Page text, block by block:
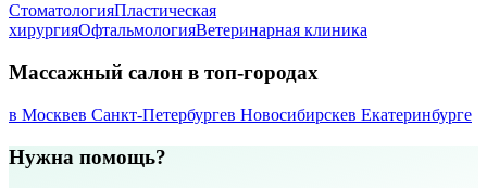
СтоматологияПластическая
хирургияОфтальмологияВетеринарная клиника
Массажный салон в топ-городах
в Москвев Санкт-Петербургев Новосибирскев Екатеринбурге
Нужна помощь?